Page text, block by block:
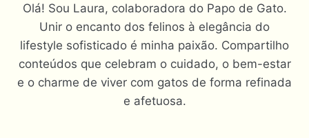
Olá! Sou Laura, colaboradora do Papo de Gato.
Unir o encanto dos felinos à elegância do
lifestyle sofisticado é minha paixão. Compartilho
conteúdos que celebram o cuidado, o bem-estar
e o charme de viver com gatos de forma refinada
e afetuosa.